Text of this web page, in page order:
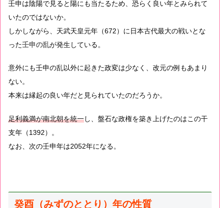
壬申は陰陽で見ると陽にも当たるため、恐らく良い年とみられて
いたのではないか。
しかしながら、天武天皇元年（672）に日本古代最大の戦いとな
った壬申の乱が発生している。
意外にも壬申の乱以外に起きた政変は少なく、改元の例もあまり
ない。
本来は縁起の良い年だと見られていたのだろうか。
足利義満が南北朝を統一し、盤石な政権を築き上げたのはこの干
支年（1392）。
なお、次の壬申年は2052年になる。
癸酉（みずのととり）年の性質